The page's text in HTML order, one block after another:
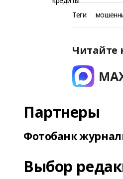
Теги:
Читайте
Партнеры
Фотобанк
Выбор